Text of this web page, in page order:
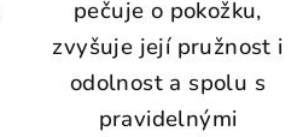
pečuje o pokožku,
zvyšuje její pružnost i
odolnost a spolu s
pravidelnými